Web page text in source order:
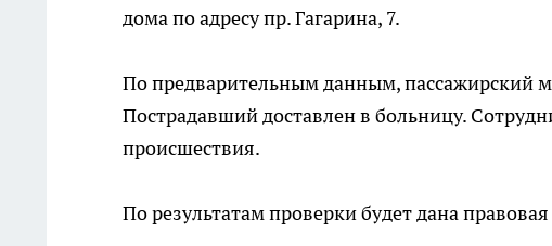
дома по адресу пр. Гагарина, 7.
По предварительным данным, пассажирский
Пострадавший доставлен в больницу.
происшествия.
По результатам проверки будет дана